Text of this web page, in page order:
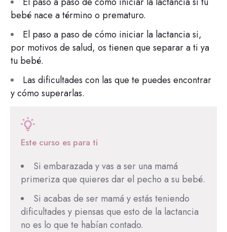
bebé nace a término o prematuro.
El paso a paso de cómo iniciar la lactancia si,
por motivos de salud, os tienen que separar a ti ya
tu bebé.
Las dificultades con las que te puedes encontrar
y cómo superarlas.
Este curso es para ti
Si embarazada y vas a ser una mamá
primeriza que quieres dar el pecho a su bebé.
Si acabas de ser mamá y estás teniendo
dificultades y piensas que esto de la lactancia
no es lo que te habían contado.